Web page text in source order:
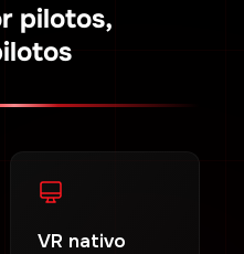
pilotos,
VR nativo